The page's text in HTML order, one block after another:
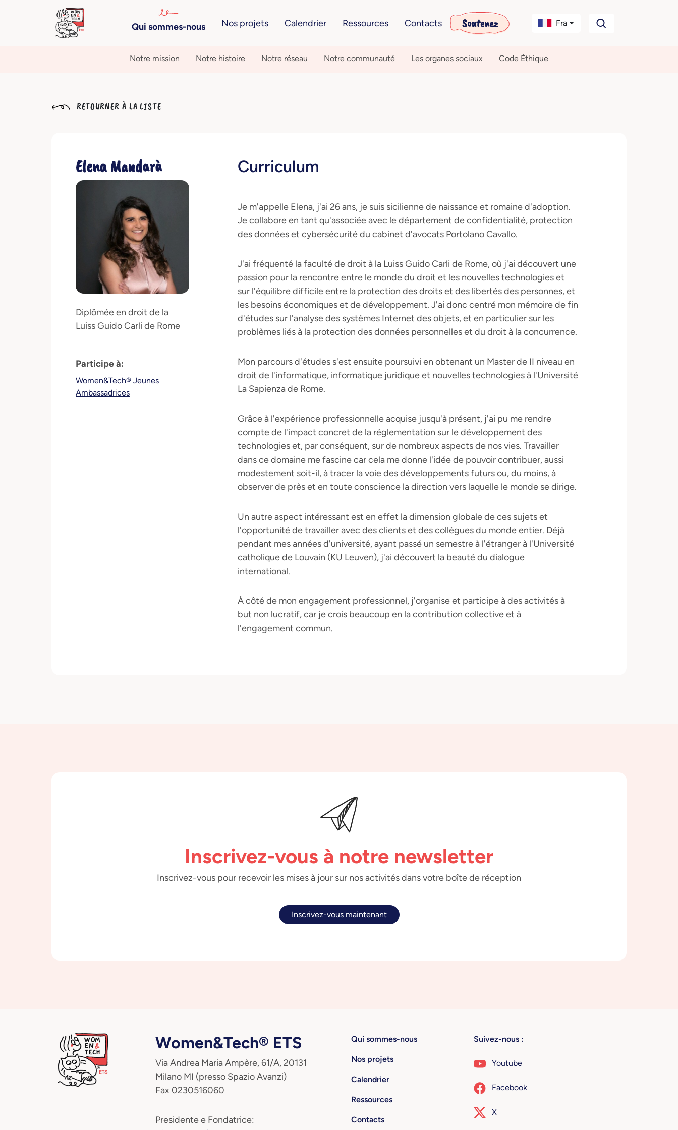
Qui sommes-nous Nos projets Calendrier Ressources Contacts Soutenez Fra
Notre mission Notre histoire Notre réseau Notre communauté Les organes sociaux Code Éthique
RETOURNER À LA LISTE
Elena Mandarà
Diplômée en droit de la
Luiss Guido Carli de Rome
Participe à:
Women&Tech® Jeunes
Ambassadrices
Curriculum
Je m'appelle Elena, j'ai 26 ans, je suis sicilienne de naissance et romaine d'adoption.
Je collabore en tant qu'associée avec le département de confidentialité, protection
des données et cybersécurité du cabinet d'avocats Portolano Cavallo.
J'ai fréquenté la faculté de droit à la Luiss Guido Carli de Rome, où j'ai découvert une
passion pour la rencontre entre le monde du droit et les nouvelles technologies et
sur l'équilibre difficile entre la protection des droits et des libertés des personnes, et
les besoins économiques et de développement. J'ai donc centré mon mémoire de fin
d'études sur l'analyse des systèmes Internet des objets, et en particulier sur les
problèmes liés à la protection des données personnelles et du droit à la concurrence.
Mon parcours d'études s'est ensuite poursuivi en obtenant un Master de II niveau en
droit de l'informatique, informatique juridique et nouvelles technologies à l'Université
La Sapienza de Rome.
Grâce à l'expérience professionnelle acquise jusqu'à présent, j'ai pu me rendre
compte de l'impact concret de la réglementation sur le développement des
technologies et, par conséquent, sur de nombreux aspects de nos vies. Travailler
dans ce domaine me fascine car cela me donne l'idée de pouvoir contribuer, aussi
modestement soit-il, à tracer la voie des développements futurs ou, du moins, à
observer de près et en toute conscience la direction vers laquelle le monde se dirige.
Un autre aspect intéressant est en effet la dimension globale de ces sujets et
l'opportunité de travailler avec des clients et des collègues du monde entier. Déjà
pendant mes années d'université, ayant passé un semestre à l'étranger à l'Université
catholique de Louvain (KU Leuven), j'ai découvert la beauté du dialogue
international.
À côté de mon engagement professionnel, j'organise et participe à des activités à
but non lucratif, car je crois beaucoup en la contribution collective et à
l'engagement commun.
Inscrivez-vous à notre newsletter
Inscrivez-vous pour recevoir les mises à jour sur nos activités dans votre boîte de réception
Inscrivez-vous maintenant
Women&Tech® ETS
Via Andrea Maria Ampère, 61/A, 20131
Milano MI (presso Spazio Avanzi)
Fax 0230516060
Presidente e Fondatrice:
Qui sommes-nous
Nos projets
Calendrier
Ressources
Contacts
Suivez-nous :
Youtube
Facebook
X